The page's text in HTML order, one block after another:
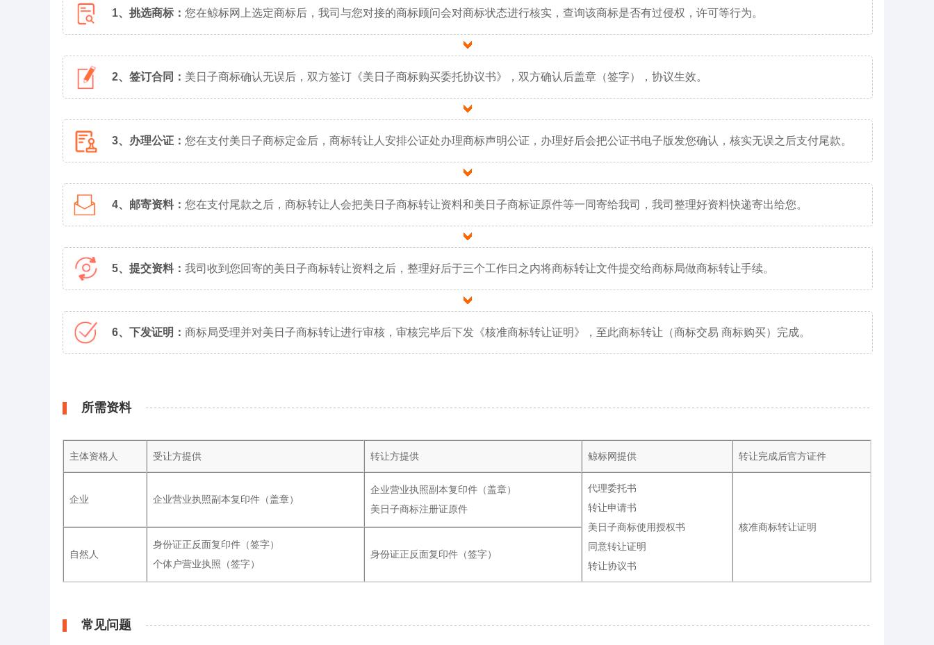
1、挑选商标： 您在鲸标网上选定商标后，我司与您对接的商标顾问会对商标状态进行核实，查询该商标是否有过侵权，许可等行为。
2、签订合同： 美日子商标确认无误后，双方签订《美日子商标购买委托协议书》，双方确认后盖章（签字），协议生效。
3、办理公证： 您在支付美日子商标定金后，商标转让人安排公证处办理商标声明公证，办理好后会把公证书电子版发您确认，核实无误之后支付尾款。
4、邮寄资料： 您在支付尾款之后，商标转让人会把美日子商标转让资料和美日子商标证原件等一同寄给我司，我司整理好资料快递寄出给您。
5、提交资料： 我司收到您回寄的美日子商标转让资料之后，整理好后于三个工作日之内将商标转让文件提交给商标局做商标转让手续。
6、下发证明： 商标局受理并对美日子商标转让进行审核，审核完毕后下发《核准商标转让证明》，至此商标转让（商标交易 商标购买）完成。
所需资料
主体资格人 受让方提供 转让方提供 鲸标网提供 转让完成后官方证件
企业 企业营业执照副本复印件（盖章）
企业营业执照副本复印件（盖章）
美日子商标注册证原件
代理委托书
转让申请书
美日子商标使用授权书
同意转让证明
转让协议书
核准商标转让证明
自然人
身份证正反面复印件（签字）
个体户营业执照（签字）
身份证正反面复印件（签字）
常见问题